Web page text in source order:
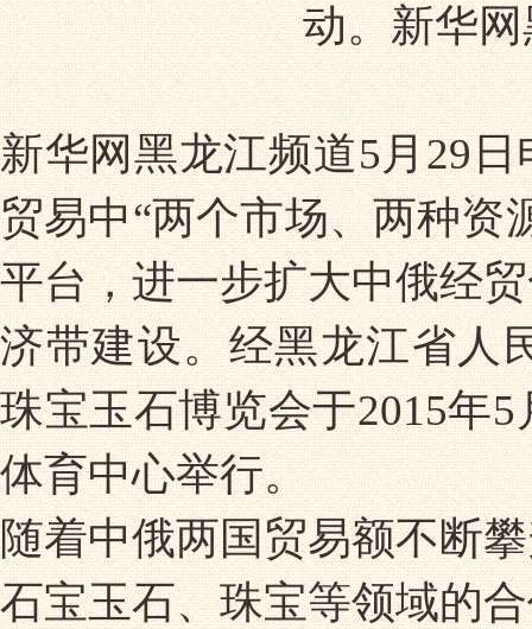
动。新华
新华网黑龙江频道5月29
贸易中“两个市场、两种资
平台，进一步扩大中俄经
济带建设。经黑龙江省人
珠宝玉石博览会于2015年
体育中心举行。
随着中俄两国贸易额不断
石宝玉石、珠宝等领域的